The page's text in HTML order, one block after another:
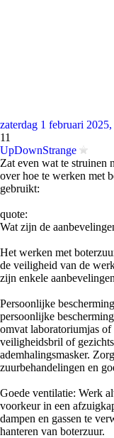
zaterdag 1 februari
11
UpDownStrange
Zat even wat te struinen
over hoe te werken met
gebruikt:
quote:
Wat zijn de
Het werken met
de veiligheid van de
zijn enkele
Persoonlijke
persoonlijke
omvat laboratoriumjas of
veiligheidsbril of
ademhalingsmasker.
zuurbehandelingen en
Goede ventilatie: Werk
voorkeur in een
dampen en gassen te
hanteren van boterzuur.